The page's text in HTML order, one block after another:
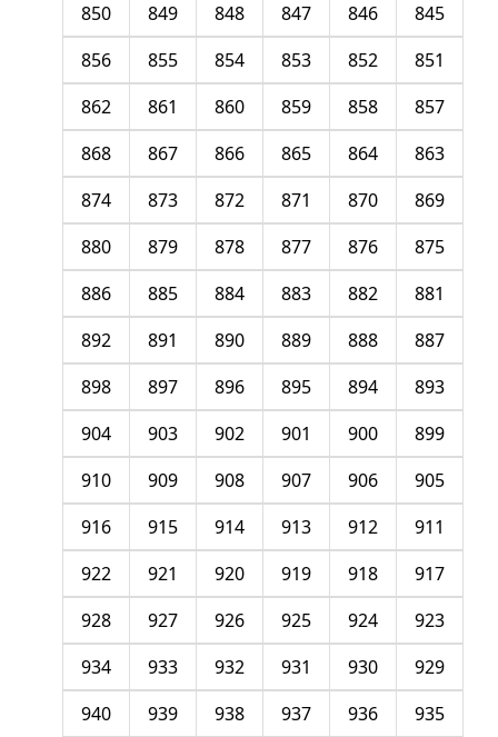
845
846
847
848
849
850
851
852
853
854
855
856
857
858
859
860
861
862
863
864
865
866
867
868
869
870
871
872
873
874
875
876
877
878
879
880
881
882
883
884
885
886
887
888
889
890
891
892
893
894
895
896
897
898
899
900
901
902
903
904
905
906
907
908
909
910
911
912
913
914
915
916
917
918
919
920
921
922
923
924
925
926
927
928
929
930
931
932
933
934
935
936
937
938
939
940